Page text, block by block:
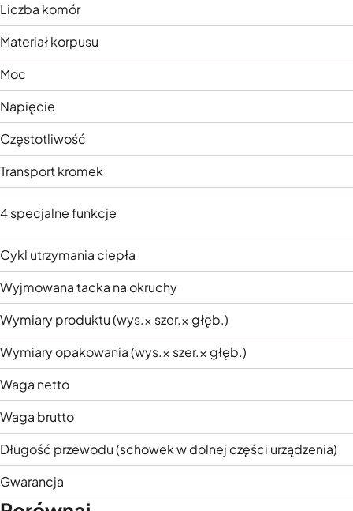
Liczba komór
Materiał korpusu
Moc
Napięcie
Częstotliwość
Transport kromek
4 specjalne funkcje
Cykl utrzymania ciepła
Wyjmowana tacka na okruchy
Wymiary produktu (wys.× szer.× głęb.)
Wymiary opakowania (wys.× szer.× głęb.)
Waga netto
Waga brutto
Długość przewodu (schowek w dolnej części urządzenia)
Gwarancja